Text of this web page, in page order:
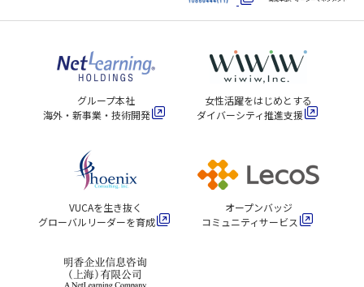
グループ本社
海外・新事業・技術開発
女性活躍をはじめとする
ダイバーシティ推進支援
VUCAを生き抜く
グローバルリーダーを育成
オープンバッジ
コミュニティサービス